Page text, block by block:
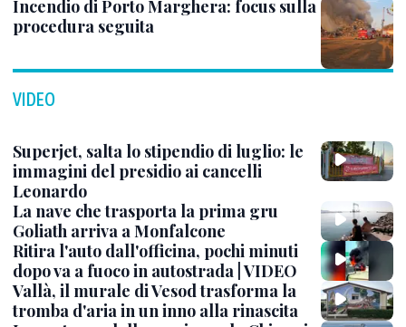
Incendio di Porto Marghera: focus sulla
procedura seguita
VIDEO
Superjet, salta lo stipendio di luglio: le
immagini del presidio ai cancelli
Leonardo
La nave che trasporta la prima gru
Goliath arriva a Monfalcone
Ritira l'auto dall'officina, pochi minuti
dopo va a fuoco in autostrada | VIDEO
Vallà, il murale di Vesod trasforma la
tromba d'aria in un inno alla rinascita